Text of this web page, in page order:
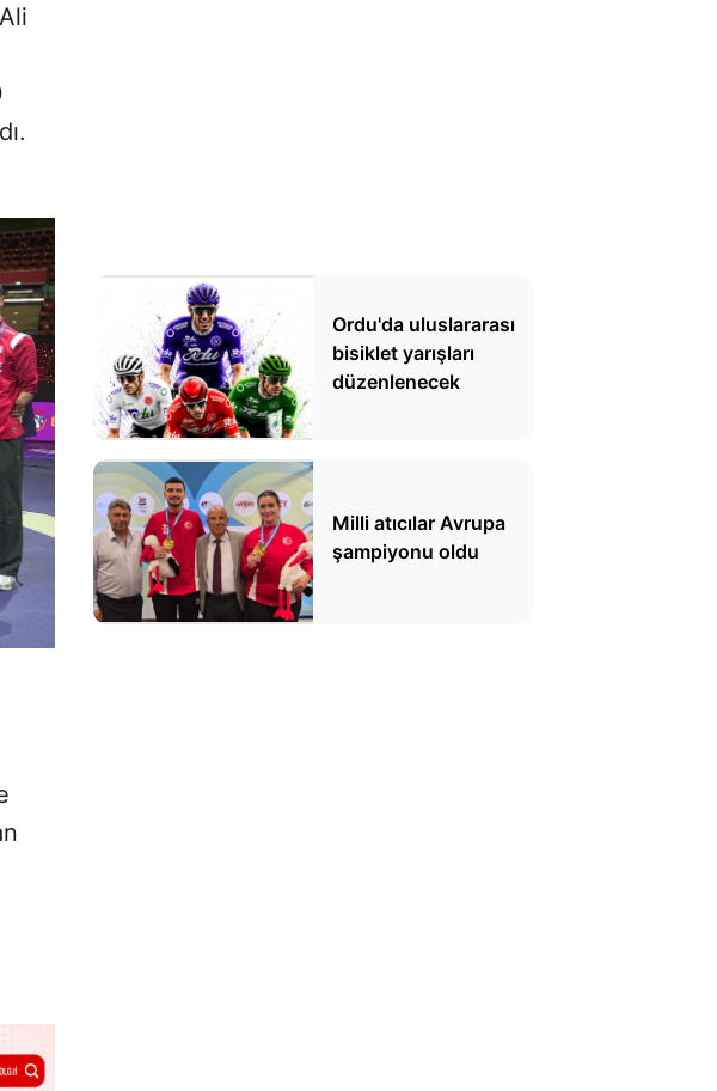
Ordu'da uluslararası
bisiklet yarışları
düzenlenecek
Milli atıcılar Avrupa
şampiyonu oldu